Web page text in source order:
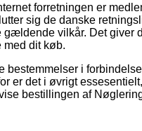
forretningen er
sig de danske
vilkår. Det giver
med dit køb.
bestemmelser i
er det i øvrigt
bestillingen af